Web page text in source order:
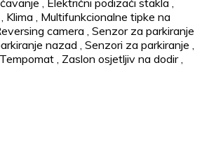
Klima
Multifunkcionalne tipke na
camera
Senzor za parkiranje
nazad Senzori za parkiranje
Tempomat Zaslon osjetljiv na dodir